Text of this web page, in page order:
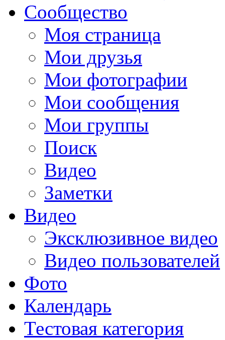
Сообщество
Моя страница
Мои друзья
Мои фотографии
Мои сообщения
Мои группы
Поиск
Видео
Заметки
Видео
Эксклюзивное видео
Видео пользователей
Фото
Календарь
Тестовая категория